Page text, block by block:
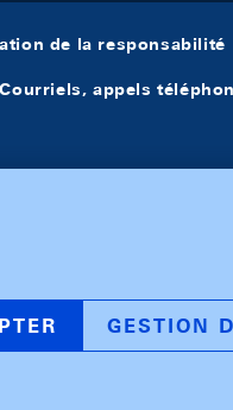
de la responsabilité
Courriels, appels
GESTION